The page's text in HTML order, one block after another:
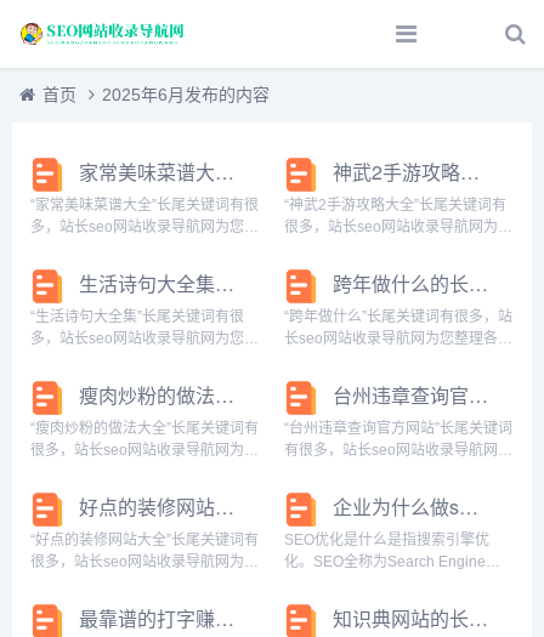
首页 2025年6月发布的内容
家常美味菜谱大全的长尾关键词是什么
“家常美味菜谱大全”长尾关键词有很
多，站长seo网站收录导航网为您整
词： 百度的相关长尾关键词：家常
美味菜谱大全图片，家常美味菜谱
大全简单，家常美味菜谱大全，美
味家常菜做法...
神武2手游攻略大全的长尾关键词有什么
“神武2手游攻略大全”长尾关键词有
很多，站长seo网站收录导航网为您
词： 百度的相关长尾关键词：神武
2手游攻略大全最新，神武2手游攻
略大全图文，神武2手游攻略大全，
神武2...
生活诗句大全集的长尾关键词有什么
“生活诗句大全集”长尾关键词有很
多，站长seo网站收录导航网为您整
词： 百度的相关长尾关键词：生活
的古诗词，生活 诗，生活古诗词名
句大全，些生活的诗句，关于生活
诗词名句，生...
跨年做什么的长尾关键词是什么
“跨年做什么”长尾关键词有很多，站
长seo网站收录导航网为您整理各个
的相关长尾关键词：跨年做什么比
较有意义，跨年做什么比较浪漫，
跨年做什么好，跨年做什么菜，跨
年做什么比...
瘦肉炒粉的做法大全的长尾关键词有什么
“瘦肉炒粉的做法大全”长尾关键词有
很多，站长seo网站收录导航网为您
词： 百度的相关长尾关键词：瘦肉
炒粉的做法大全窍门，瘦肉炒粉的
做法大全视频，瘦肉炒粉的做法大
全图片，瘦...
台州违章查询官方网站的长尾关键词是什么
“台州违章查询官方网站”长尾关键词
有很多，站长seo网站收录导航网为
键词： 百度的相关长尾关键词：台
州违章查询官方网站入口，台州违
章查询官方网站下载，台州违章查
询官方网站...
好点的装修网站大全的长尾关键词是什么
“好点的装修网站大全”长尾关键词有
很多，站长seo网站收录导航网为您
词： 百度的相关长尾关键词：好点
的装修网站大全有哪些，好点的装
企业为什么做seo推广
SEO优化是什么是指搜索引擎优
化。SEO全称为Search Engine
的规则提高网站在有关搜索引擎内
自然排名的方式。目的是让其在行
最靠谱的打字赚钱软件的长尾关键词有什么 知识典网站的长尾关键词有哪些